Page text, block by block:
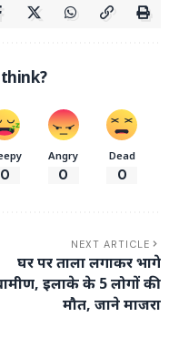
0
Angry
0
Dead
0
NEXT ARTICLE
घर पर ताला लगाकर भागे
इलाके के 5 लोगों की
मौत, जाने माजरा